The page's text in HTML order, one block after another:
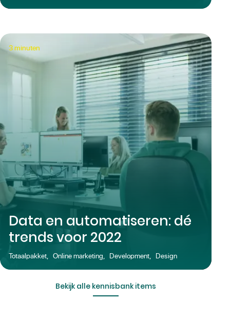
3minuten
Data en automatiseren: dé
trends voor 2022
Totaalpakket, Online marketing, Development, Design
Bekijk alle kennisbank items